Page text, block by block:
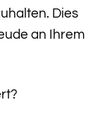
Dies
an Ihrem